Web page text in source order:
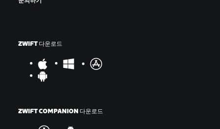
ZWIFT 다운로드
ZWIFT COMPANION 다운로드